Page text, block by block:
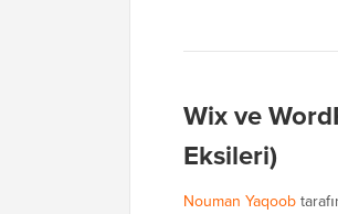
Wix ve
Eksileri)
Nouman Yaqoob